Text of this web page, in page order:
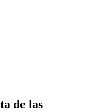
de las